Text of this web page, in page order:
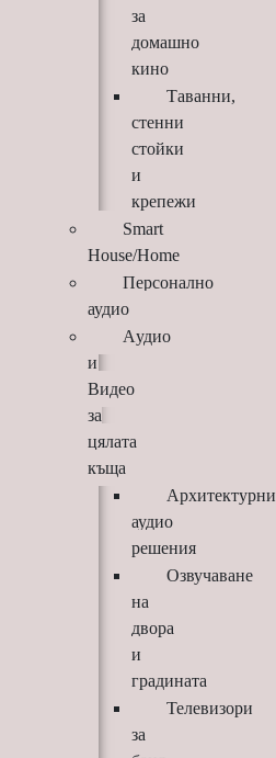
за
домашно
кино
Таванни,
стенни
стойки
и
крепежи
Smart
House/Home
Персонално
аудио
Aудио
и
Видео
за
цялата
къща
Архитектурни
аудио
решения
Озвучаване
на
двора
и
градината
Телевизори
за